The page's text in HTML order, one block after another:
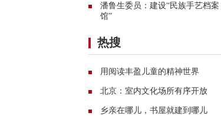
潘鲁生委员：建设“民族手艺档案
馆”
热搜
用阅读丰盈儿童的精神世界
北京：室内文化场所有序开放
乡亲在哪儿，书屋就建到哪儿